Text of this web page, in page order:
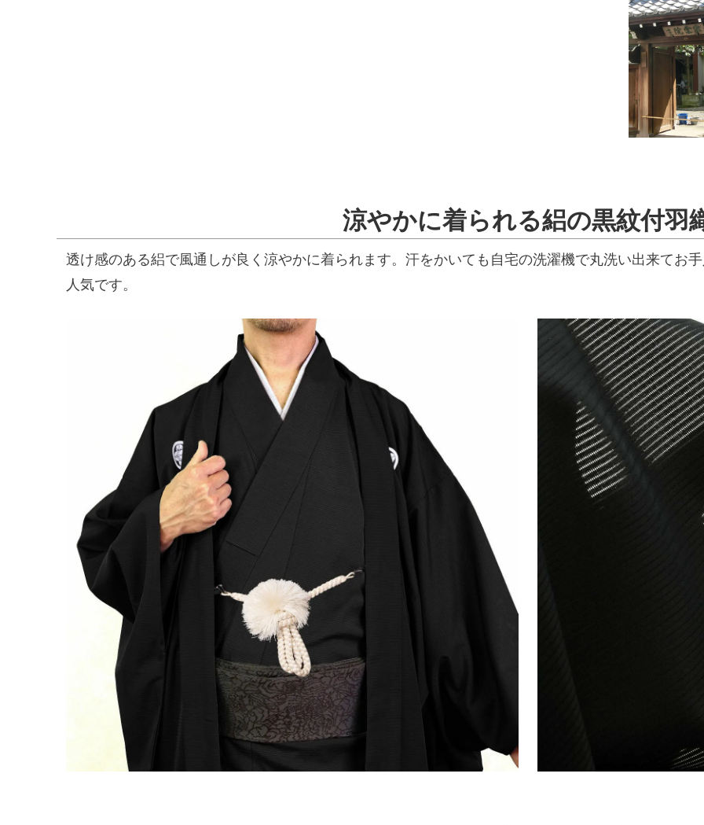
涼やかに着られる絽の黒紋付羽
透け感のある絽で風通しが良く涼やかに着られます。汗をかいても自宅の洗濯機で丸洗い出来てお
人気です。